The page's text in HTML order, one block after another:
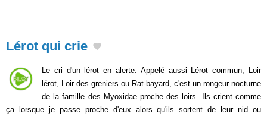
Lérot qui crie
Le cri d'un lérot en alerte. Appelé aussi Lérot commun, Loir
lérot, Loir des greniers ou Rat-bayard, c'est un rongeur nocturne
de la famille des Myoxidae proche des loirs. Ils crient comme
ça lorsque je passe proche d'eux alors qu'ils sortent de leur nid ou